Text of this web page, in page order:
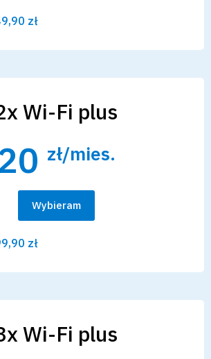
zł
Wi-Fi plus
zł/mies.
Wybieram
zł
Wi-Fi plus